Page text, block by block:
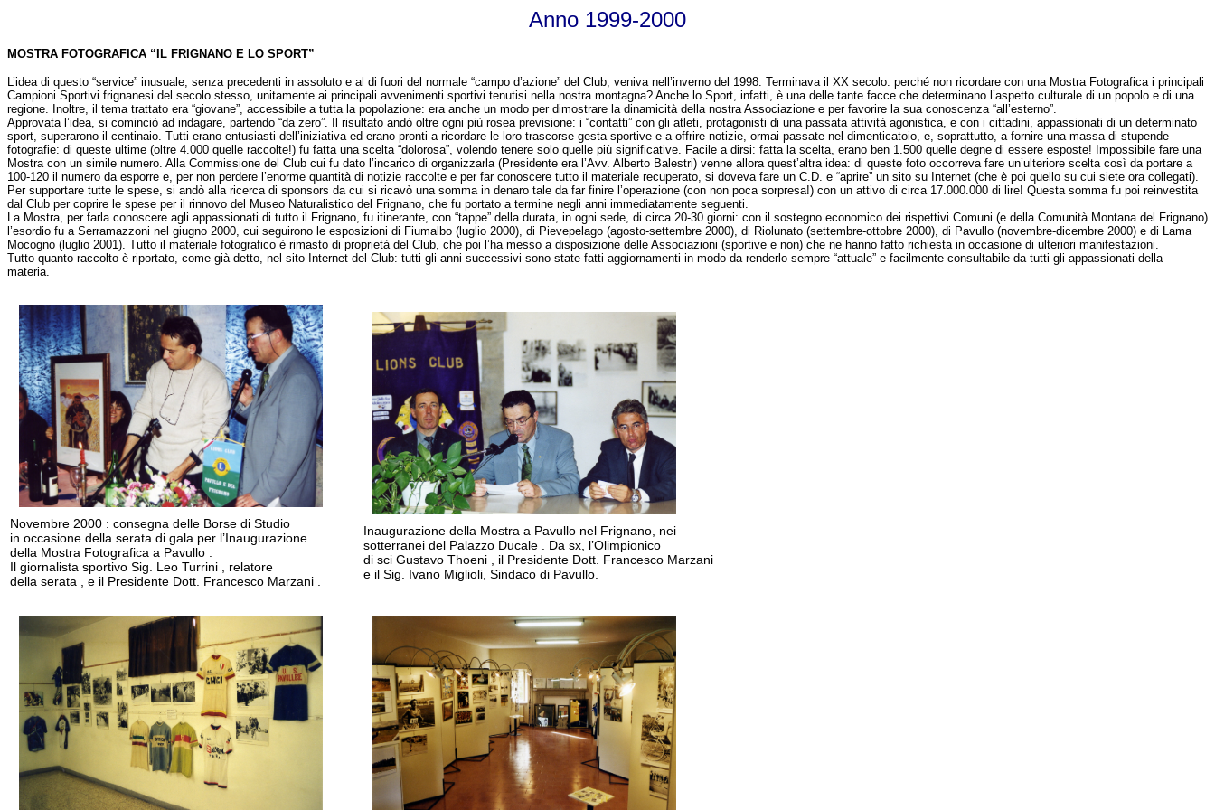
Anno 1999-2000
MOSTRA FOTOGRAFICA “IL FRIGNANO E LO SPORT”
L’idea di questo “service” inusuale, senza precedenti in assoluto e al di fuori del normale “campo d’azione” del Club, veniva nell’inverno del 1998. Terminava il XX secolo: perché non ricordare con una Mostra Fotografica i principali
Campioni Sportivi frignanesi del secolo stesso, unitamente ai principali avvenimenti sportivi tenutisi nella nostra montagna? Anche lo Sport, infatti, è una delle tante facce che determinano l’aspetto culturale di un popolo e di una
regione. Inoltre, il tema trattato era “giovane”, accessibile a tutta la popolazione: era anche un modo per dimostrare la dinamicità della nostra Associazione e per favorire la sua conoscenza “all’esterno”.
Approvata l’idea, si cominciò ad indagare, partendo “da zero”. Il risultato andò oltre ogni più rosea previsione: i “contatti” con gli atleti, protagonisti di una passata attività agonistica, e con i cittadini, appassionati di un determinato
sport, superarono il centinaio. Tutti erano entusiasti dell’iniziativa ed erano pronti a ricordare le loro trascorse gesta sportive e a offrire notizie, ormai passate nel dimenticatoio, e, soprattutto, a fornire una massa di stupende
fotografie: di queste ultime (oltre 4.000 quelle raccolte!) fu fatta una scelta “dolorosa”, volendo tenere solo quelle più significative. Facile a dirsi: fatta la scelta, erano ben 1.500 quelle degne di essere esposte! Impossibile fare una
Mostra con un simile numero. Alla Commissione del Club cui fu dato l’incarico di organizzarla (Presidente era l’Avv. Alberto Balestri) venne allora quest’altra idea: di queste foto occorreva fare un’ulteriore scelta così da portare a
100-120 il numero da esporre e, per non perdere l’enorme quantità di notizie raccolte e per far conoscere tutto il materiale recuperato, si doveva fare un C.D. e “aprire” un sito su Internet (che è poi quello su cui siete ora collegati).
Per supportare tutte le spese, si andò alla ricerca di sponsors da cui si ricavò una somma in denaro tale da far finire l’operazione (con non poca sorpresa!) con un attivo di circa 17.000.000 di lire! Questa somma fu poi reinvestita
dal Club per coprire le spese per il rinnovo del Museo Naturalistico del Frignano, che fu portato a termine negli anni immediatamente seguenti.
La Mostra, per farla conoscere agli appassionati di tutto il Frignano, fu itinerante, con “tappe” della durata, in ogni sede, di circa 20-30 giorni: con il sostegno economico dei rispettivi Comuni (e della Comunità Montana del Frignano)
l’esordio fu a Serramazzoni nel giugno 2000, cui seguirono le esposizioni di Fiumalbo (luglio 2000), di Pievepelago (agosto-settembre 2000), di Riolunato (settembre-ottobre 2000), di Pavullo (novembre-dicembre 2000) e di Lama
Mocogno (luglio 2001). Tutto il materiale fotografico è rimasto di proprietà del Club, che poi l’ha messo a disposizione delle Associazioni (sportive e non) che ne hanno fatto richiesta in occasione di ulteriori manifestazioni.
Tutto quanto raccolto è riportato, come già detto, nel sito Internet del Club: tutti gli anni successivi sono state fatti aggiornamenti in modo da renderlo sempre “attuale” e facilmente consultabile da tutti gli appassionati della
materia.
Novembre 2000 : consegna delle Borse di Studio
in occasione della serata di gala per l’Inaugurazione
della Mostra Fotografica a Pavullo .
Il giornalista sportivo Sig. Leo Turrini , relatore
della serata , e il Presidente Dott. Francesco Marzani .
Inaugurazione della Mostra a Pavullo nel Frignano, nei
sotterranei del Palazzo Ducale . Da sx, l’Olimpionico
di sci Gustavo Thoeni , il Presidente Dott. Francesco Marzani
e il Sig. Ivano Miglioli, Sindaco di Pavullo.